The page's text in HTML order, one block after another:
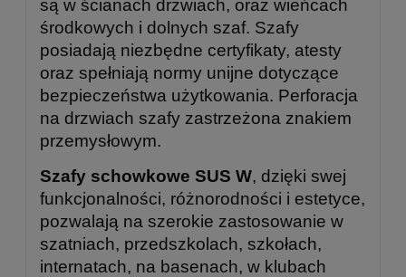
są w ścianach drzwiach, oraz wieńcach
środkowych i dolnych szaf. Szafy
posiadają niezbędne certyfikaty, atesty
oraz spełniają normy unijne dotyczące
bezpieczeństwa użytkowania. Perforacja
na drzwiach szafy zastrzeżona znakiem
przemysłowym.
Szafy schowkowe SUS W, dzięki swej
funkcjonalności, różnorodności i estetyce,
pozwalają na szerokie zastosowanie w
szatniach, przedszkolach, szkołach,
internatach, na basenach, w klubach